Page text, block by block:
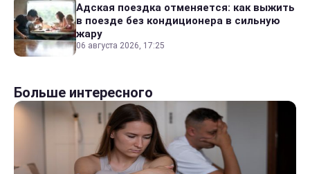
Адская поездка отменяется: как выжить
в поезде без кондиционера в сильную
жару
06 августа 2026, 17:25
Больше интересного